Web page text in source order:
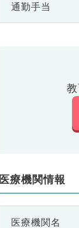
通勤手当
医療機関情報
医療機関名